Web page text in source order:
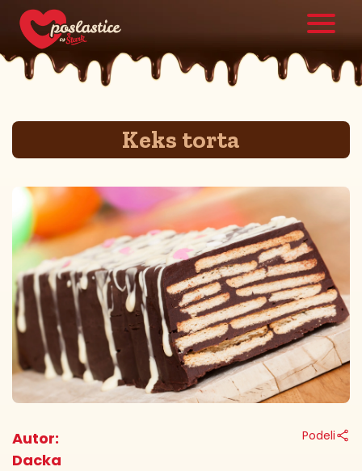
Keks torta
Autor:
Dacka
Podeli